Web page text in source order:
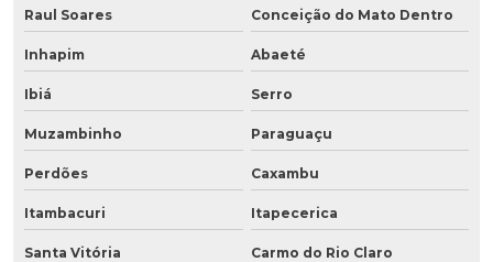
Raul Soares Conceição do Mato Dentro
Inhapim Abaeté
Ibiá Serro
Muzambinho Paraguaçu
Perdões Caxambu
Itambacuri Itapecerica
Santa Vitória Carmo do Rio Claro